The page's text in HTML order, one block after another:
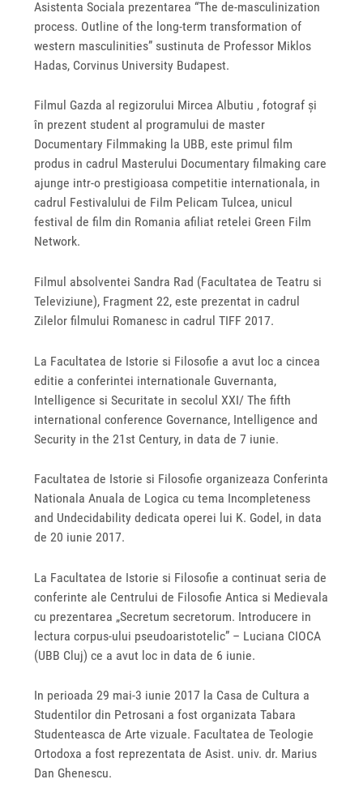
Asistenta Sociala prezentarea “The de-masculinization
process. Outline of the long-term transformation of
western masculinities” sustinuta de Professor Miklos
Hadas, Corvinus University Budapest.
Filmul Gazda al regizorului Mircea Albutiu , fotograf și
în prezent student al programului de master
Documentary Filmmaking la UBB, este primul film
produs in cadrul Masterului Documentary filmaking care
ajunge intr-o prestigioasa competitie internationala, in
cadrul Festivalului de Film Pelicam Tulcea, unicul
festival de film din Romania afiliat retelei Green Film
Network.
Filmul absolventei Sandra Rad (Facultatea de Teatru si
Televiziune), Fragment 22, este prezentat in cadrul
Zilelor filmului Romanesc in cadrul TIFF 2017.
La Facultatea de Istorie si Filosofie a avut loc a cincea
editie a conferintei internationale Guvernanta,
Intelligence si Securitate in secolul XXI/ The fifth
international conference Governance, Intelligence and
Security in the 21st Century, in data de 7 iunie.
Facultatea de Istorie si Filosofie organizeaza Conferinta
Nationala Anuala de Logica cu tema Incompleteness
and Undecidability dedicata operei lui K. Godel, in data
de 20 iunie 2017.
La Facultatea de Istorie si Filosofie a continuat seria de
conferinte ale Centrului de Filosofie Antica si Medievala
cu prezentarea „Secretum secretorum. Introducere in
lectura corpus-ului pseudoaristotelic” – Luciana CIOCA
(UBB Cluj) ce a avut loc in data de 6 iunie.
In perioada 29 mai-3 iunie 2017 la Casa de Cultura a
Studentilor din Petrosani a fost organizata Tabara
Studenteasca de Arte vizuale. Facultatea de Teologie
Ortodoxa a fost reprezentata de Asist. univ. dr. Marius
Dan Ghenescu.